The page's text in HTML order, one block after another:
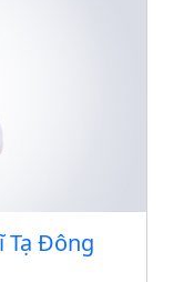
Tạ Đông